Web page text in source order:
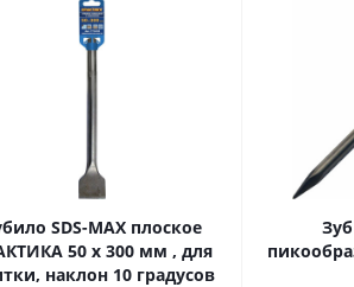
SDS-MAX плоское
50 х 300 мм , для
наклон 10 градусов